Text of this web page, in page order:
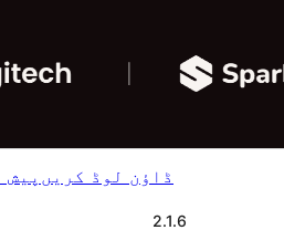
پیش ڈاؤن لوڈ کریں
2.1.6